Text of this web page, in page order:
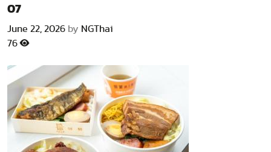
07
June 22, 2026 by NGThai
76